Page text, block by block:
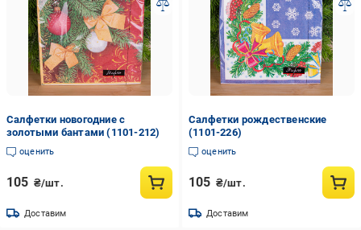
Салфетки новогодние с
золотыми бантами (1101-212)
оценить
105 ₴/шт.
Доставим
Салфетки рождественские
(1101-226)
оценить
105 ₴/шт.
Доставим